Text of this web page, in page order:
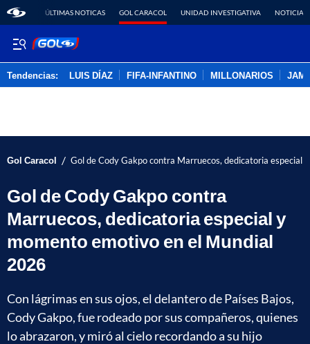
ÚLTIMAS NOTICAS GOL CARACOL UNIDAD INVESTIGATIVA NOTICIAS
Tendencias: LUIS DÍAZ FIFA-INFANTINO MILLONARIOS
Gol Caracol / Gol de Cody Gakpo contra Marruecos, dedicatoria
Gol de Cody Gakpo contra
Marruecos, dedicatoria especial y
momento emotivo en el Mundial
2026
Con lágrimas en sus ojos, el delantero de Países Bajos,
Cody Gakpo, fue rodeado por sus compañeros, quienes
lo abrazaron, y miró al cielo recordando a su hijo